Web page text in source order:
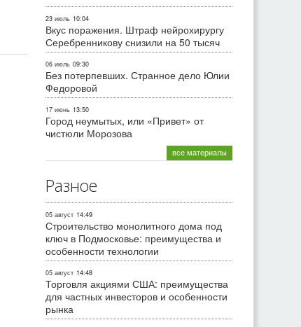
23 июль 10:04
Вкус поражения. Штраф нейрохирургу
Серебренникову снизили на 50 тысяч
06 июль 09:30
Без потерпевших. Странное дело Юлии
Федоровой
17 июнь 13:50
Город неумытых, или «Привет» от
чистюли Морозова
все материалы
Разное
05 август 14:49
Строительство монолитного дома под
ключ в Подмосковье: преимущества и
особенности технологии
05 август 14:48
Торговля акциями США: преимущества
для частных инвесторов и особенности
рынка